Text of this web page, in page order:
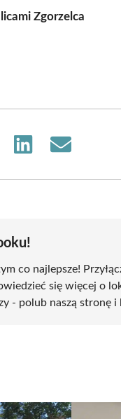
Zgorzelca
Share
Share
co najlepsze!
się więcej o
- polub naszą stronę i